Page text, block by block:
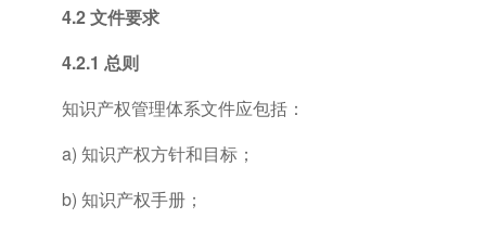
4.2 文件要求
4.2.1 总则
知识产权管理体系文件应包括：
a) 知识产权方针和目标；
b) 知识产权手册；